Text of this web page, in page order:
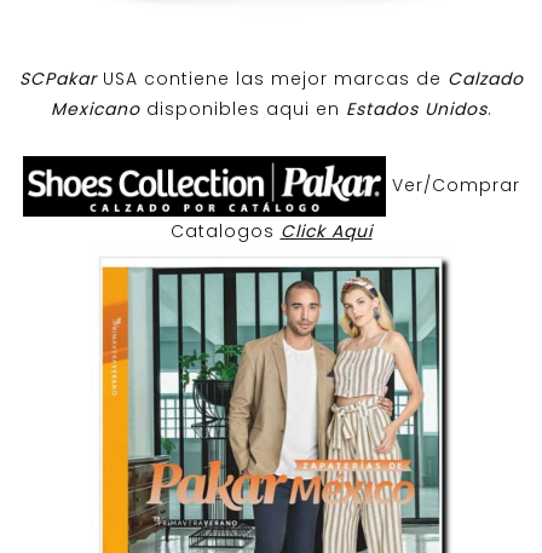
SCPakar USA contiene las mejor marcas de Calzado
Mexicanodisponibles aqui en Estados Unidos.
Ver/Comprar
Catalogos Click Aqui